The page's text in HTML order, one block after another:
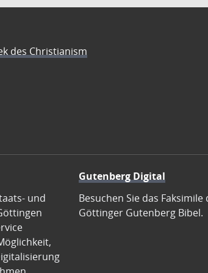
des Christianism
und
Gutenberg Digital
Besuchen Sie das Faksimile
Göttinger Gutenberg Bibel.